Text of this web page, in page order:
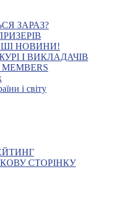
ЗАРАЗ?
НОВИНИ!
І ВИКЛАДАЧІВ
і світу
СТОРІНКУ